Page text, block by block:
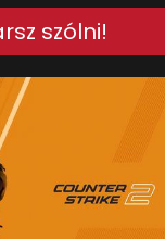
szólni!